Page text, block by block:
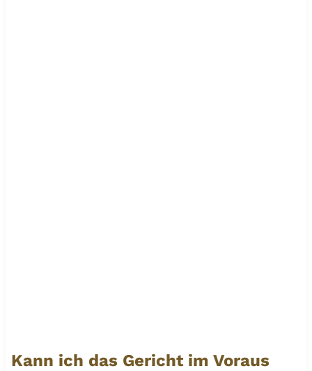
Kann ich das Gericht im Voraus